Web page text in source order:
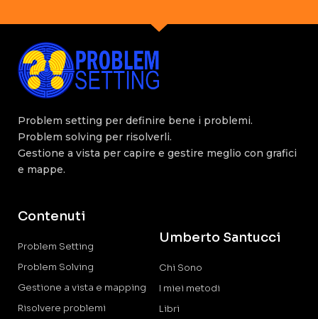
Problem setting per definire bene i problemi.
Problem solving per risolverli.
Gestione a vista per capire e gestire meglio con grafici
e mappe.
Contenuti
Problem Setting
Problem Solving
Gestione a vista e mapping
Risolvere problemi
Umberto Santucci
Chi Sono
I miei metodi
Libri